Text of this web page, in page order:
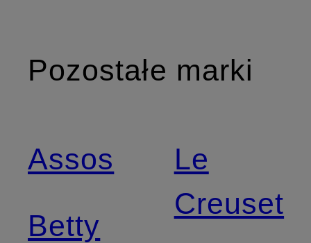
Pozostałe marki
Assos
Betty
Le
Creuset